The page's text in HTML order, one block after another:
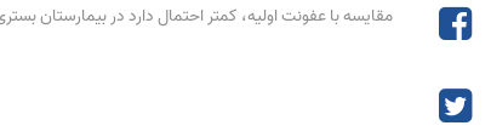
مقایسه با عفونت اولیه، کمتر احتمال دارد در بیمارستان